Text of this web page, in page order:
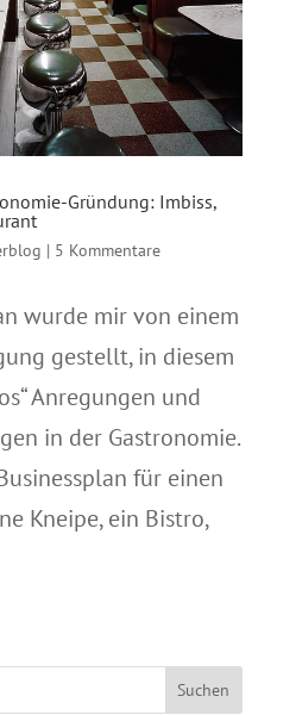
Gründung: Imbiss,
| 5 Kommentare
wurde mir von einem
gestellt, in diesem
Anregungen und
in der Gastronomie.
für einen
Kneipe, ein Bistro,